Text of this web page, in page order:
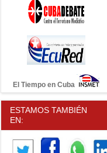
El Tiempo en Cuba
ESTAMOS TAMBIÉN
EN: